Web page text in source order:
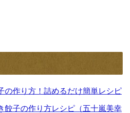
の作り方！詰めるだけ簡単レシピ
餃子の作り方レシピ（五十嵐美幸